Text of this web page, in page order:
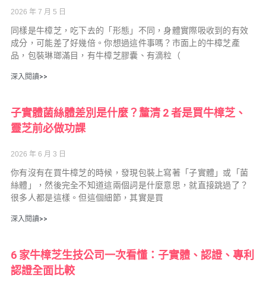
2026 年 7 月 5 日
同樣是牛樟芝，吃下去的「形態」不同，身體實際吸收到的有效
成分，可能差了好幾倍。你想過這件事嗎？市面上的牛樟芝產
品，包裝琳瑯滿目，有牛樟芝膠囊、有滴粒（
深入閱讀>>
子實體菌絲體差別是什麼？釐清 2 者是買牛樟芝、
靈芝前必做功課
2026 年 6 月 3 日
你有沒有在買牛樟芝的時候，發現包裝上寫著「子實體」或「菌
絲體」，然後完全不知道這兩個詞是什麼意思，就直接跳過了？
很多人都是這樣。但這個細節，其實是買
深入閱讀>>
6 家牛樟芝生技公司一次看懂：子實體、認證、專利
認證全面比較